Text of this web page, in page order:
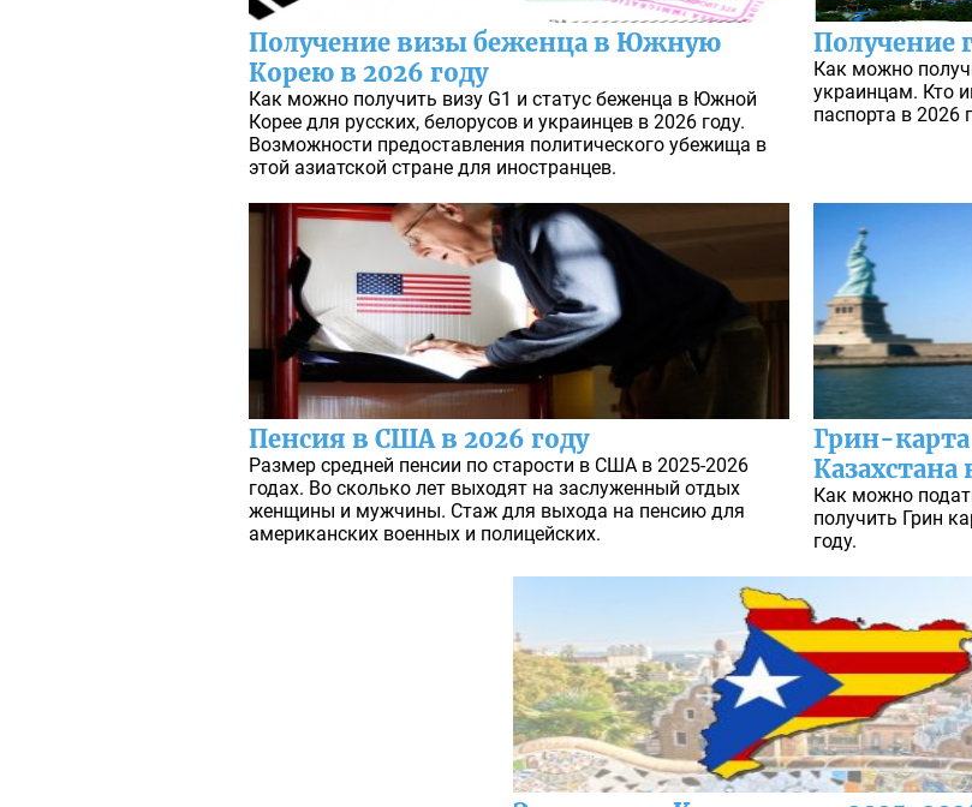
Получение визы беженца в Южную
Корею в 2026 году
Как можно получить визу G1 и статус беженца в Южной
Корее для русских, белорусов и украинцев в 2026 году.
Возможности предоставления политического убежища в
этой азиатской стране для иностранцев.
Получение
Как можно
украинцам. Кто
паспорта в 2026
Пенсия в США в 2026 году
Размер средней пенсии по старости в США в 2025-2026
годах. Во сколько лет выходят на заслуженный отдых
женщины и мужчины. Стаж для выхода на пенсию для
американских военных и полицейских.
Грин-
Казахстана
Как можно
получить Грин
году.